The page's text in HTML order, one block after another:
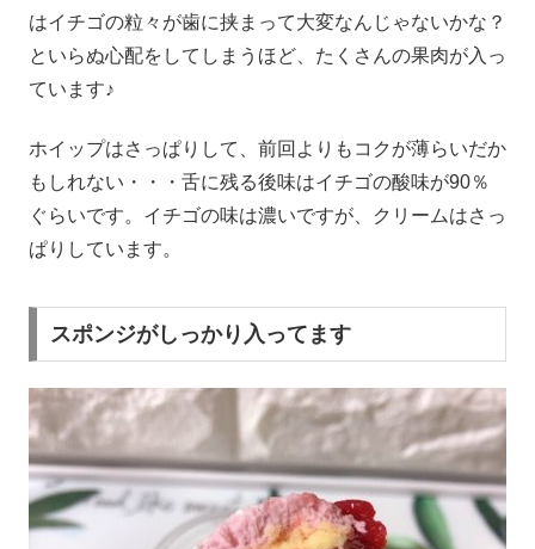
はイチゴの粒々が歯に挟まって大変なんじゃないかな？
といらぬ心配をしてしまうほど、たくさんの果肉が入っ
ています♪
ホイップはさっぱりして、前回よりもコクが薄らいだか
もしれない・・・舌に残る後味はイチゴの酸味が90％
ぐらいです。イチゴの味は濃いですが、クリームはさっ
ぱりしています。
スポンジがしっかり入ってます